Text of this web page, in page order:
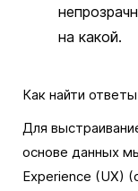
на какой.
Как найти
Для
основе данных
Experience (UX)